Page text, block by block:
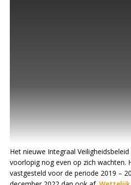
Het nieuwe Integraal
voorlopig nog even op zich wachten.
vastgesteld voor de periode 2019 –